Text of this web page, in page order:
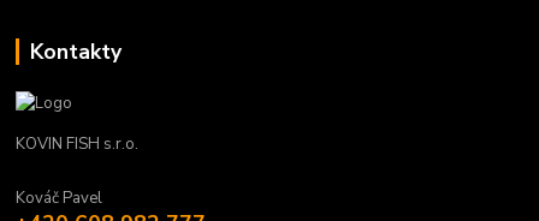
Kontakty
KOVIN FISH s.r.o.
Kováč Pavel